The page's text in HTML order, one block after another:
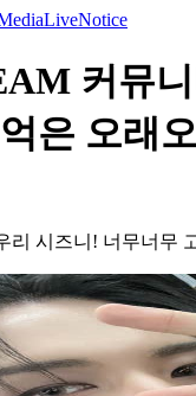
LiveNotice
커뮤
은 오래
리 시즈니! 너무너무